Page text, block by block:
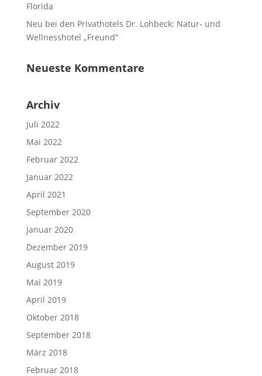
Florida
Neu bei den Privathotels Dr. Lohbeck: Natur- und
Wellnesshotel „Freund“
Neueste Kommentare
Archiv
Juli 2022
Mai 2022
Februar 2022
Januar 2022
April 2021
September 2020
Januar 2020
Dezember 2019
August 2019
Mai 2019
April 2019
Oktober 2018
September 2018
März 2018
Februar 2018